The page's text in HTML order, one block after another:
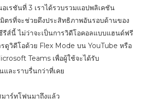
อเรชันที่ 3 เราได้รวบรวมแอปพลิเคชัน
ตรที่จะช่วยดึงประสิทธิภาพอันรอบด้านของ
ส์นี้ ไม่ว่าจะเป็นการวิดีโอคอลแบบแฮนด์ฟรี
ดูวิดีโอด้วย Flex Mode บน YouTube หรือ
Teams เพื่อผู้ใช้จะได้รับ
ละราบรื่นกว่าที่เคย
าร์ทโฟนมาถึงแล้ว